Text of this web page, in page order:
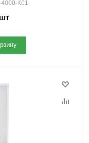
4000-K01